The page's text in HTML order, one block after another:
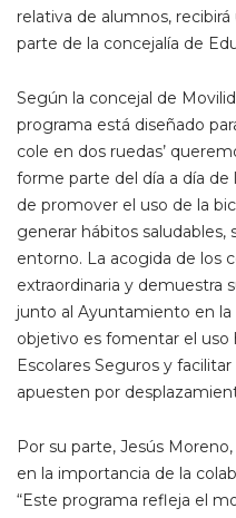
relativa de alumnos,
parte de la concejalía de
Según la concejal de
programa está diseñado
cole en dos ruedas’
forme parte del día a día de
de promover el uso de la
generar hábitos
entorno. La acogida de los
extraordinaria y demuestra
junto al Ayuntamiento en la
objetivo es fomentar el uso
Escolares Seguros y
apuesten por
Por su parte, Jesús
en la importancia de la
“Este programa refleja el